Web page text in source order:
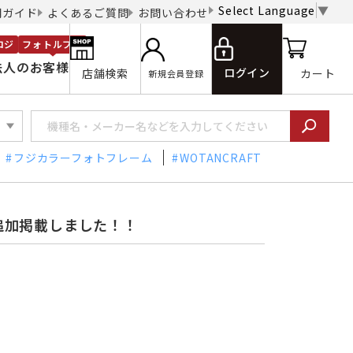
イド よくあるご質問 お問い合わせ Select Language ▼
のお客様
ジ フォトルプロ
店舗検索 新規会員登録 ログイン カート
フジカラーフォトフレーム WOTANCRAFT
掲載しました！！